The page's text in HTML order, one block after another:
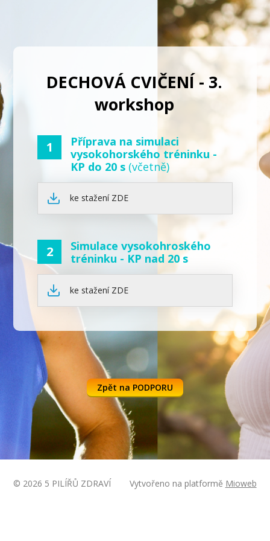
DECHOVÁ CVIČENÍ - 3.
workshop
1
Příprava na simulaci
vysokohorského tréninku -
KP do 20 s (včetně)
ke stažení ZDE
2
Simulace vysokohroského
tréninku - KP nad 20 s
ke stažení ZDE
Zpět na PODPORU
© 2026 5 PILÍŘŮ ZDRAVÍ Vytvořeno na platformě Mioweb